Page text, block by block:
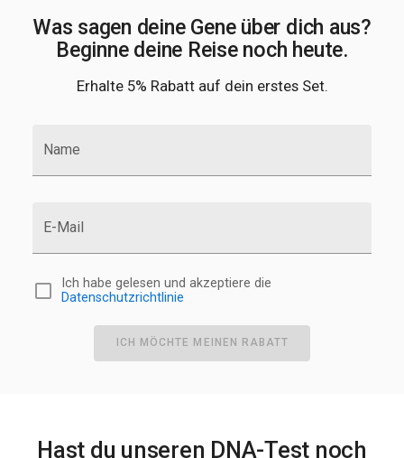
Was sagen deine Gene über dich aus?
Beginne deine Reise noch heute.
Erhalte 5% Rabatt auf dein erstes Set.
Name
E-Mail
Ich habe gelesen und akzeptiere die
Datenschutzrichtlinie
ICH MÖCHTE MEINEN RABATT
Hast du unseren DNA-Test noch